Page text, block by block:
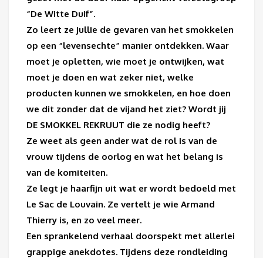
“De Witte Duif”.
Zo leert ze jullie de gevaren van het smokkelen
op een “levensechte” manier ontdekken. Waar
moet je opletten, wie moet je ontwijken, wat
moet je doen en wat zeker niet, welke
producten kunnen we smokkelen, en hoe doen
we dit zonder dat de vijand het ziet? Wordt jij
DE SMOKKEL REKRUUT die ze nodig heeft?
Ze weet als geen ander wat de rol is van de
vrouw tijdens de oorlog en wat het belang is
van de komiteiten.
Ze legt je haarfijn uit wat er wordt bedoeld met
Le Sac de Louvain. Ze vertelt je wie Armand
Thierry is, en zo veel meer.
Een sprankelend verhaal doorspekt met allerlei
grappige anekdotes. Tijdens deze rondleiding